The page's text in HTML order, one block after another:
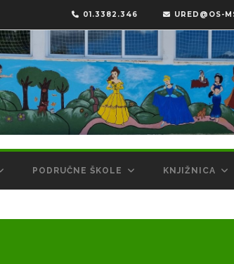
01.3382.346 URED@OS-
PODRUČNE ŠKOLE KNJIŽNICA